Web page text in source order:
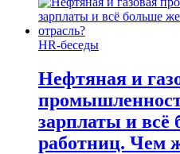
HR-беседы
Нефтяная и
зарплаты и
работниц. Чем